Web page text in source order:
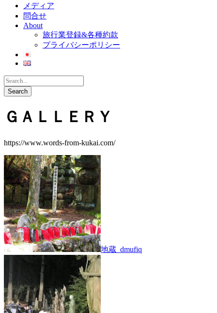
メディア
問合せ
About
旅行業登録&各種約款
プライバシーポリシー
ＧＡＬＬＥＲＹ
https://www.words-from-kukai.com/
地蔵_dmufiq